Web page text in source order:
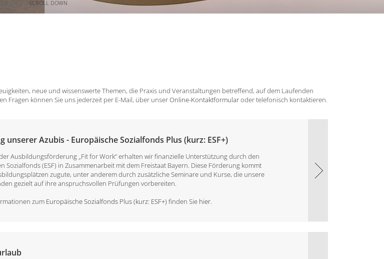
SCROLL DOWN
neue und wissenswerte Themen, die Praxis und Veranstaltungen betreffend, auf dem Laufenden
Fragen können Sie uns jederzeit per E-Mail, über unserOnline-Kontaktformularoder telefonisch kontaktieren.
unserer Azubis - Europäische Sozialfonds Plus (kurz: ESF+)
Ausbildungsförderung „Fit for Work“ erhalten wir finanzielle Unterstützung durch den
Sozialfonds (ESF) in Zusammenarbeit mit dem Freistaat Bayern. Diese Förderung kommt
zugute, unter anderem durch zusätzliche Seminare und Kurse, die unsere
gezielt auf ihre anspruchsvollen Prüfungen vorbereiten.
zum Europäische Sozialfonds Plus (kurz: ESF+) finden Sie hier.